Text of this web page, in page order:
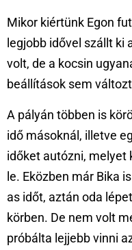
Mikor kiértünk Egon
legjobb idővel szállt ki
volt, de a kocsin
beállítások sem
A pályán többen is
idő másoknál, illetve
időket autózni, melyet
le. Eközben már Bika
as időt, aztán oda
körben. De nem volt
próbálta lejjebb vinni